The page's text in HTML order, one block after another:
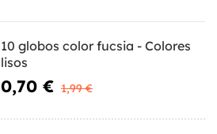
10 globos color fucsia - Colores
lisos
0,70 € 1,99 €